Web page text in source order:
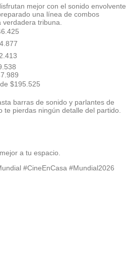
mejor con el sonido envolvente
una línea de combos
tribuna.
$195.525
barras de sonido y parlantes de
pierdas ningún detalle del partido.
a tu espacio.
#CineEnCasa #Mundial2026